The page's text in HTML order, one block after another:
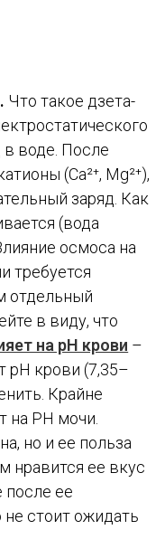
Что такое дзета-
в воде. После
(Ca²⁺, Mg²⁺),
заряд. Как
(вода
осмоса на
требуется
отдельный
в виду, что
на pH крови –
pH крови (7,35–
Крайне
на PH мочи.
но и ее польза
нравится ее вкус
после ее
стоит ожидать